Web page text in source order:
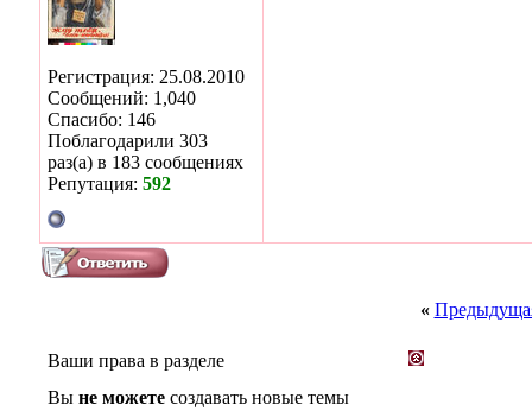
Регистрация: 25.08.2010
Сообщений: 1,040
Спасибо: 146
Поблагодарили 303
раз(а) в 183 сообщениях
Репутация: 592
«
Ваши права в разделе
Вы не можете создавать новые темы